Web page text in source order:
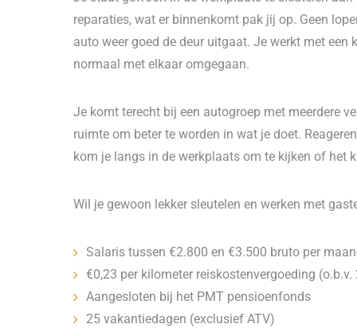
reparaties, wat er binnenkomt pak jij op. Geen
auto weer goed de deur uitgaat. Je werkt met
normaal met elkaar omgegaan.
Je komt terecht bij een autogroep met meerdere
ruimte om beter te worden in wat je doet.
kom je langs in de werkplaats om te kijken of het
Wil je gewoon lekker sleutelen en werken met
Salaris tussen €2.800 en €3.500 bruto per
€0,23 per kilometer reiskostenvergoeding
Aangesloten bij het PMT pensioenfonds
25 vakantiedagen (exclusief ATV)